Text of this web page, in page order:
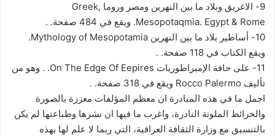
9- الاغريق وبلاد ما بين النهرين ومصر وروما Greek,
Mesopotaqmia. Egypt & Rome. ويقع في 484 صفحة. .
10- أساطير بلاد ما بين النهرين Mythology of Mesopotamia.
ويقع الكتاب في 118 صفحة. .
11- على حافة الإمبراطوريات On The Edge Of Eepires. . وهو من
تأليف Rocco Palermo ويقع في 318 صفحة. .
اجمل ما في هذه المبادرة ان معظم المؤلفات معززة بالصورة
والخرائط الملونة النادرة، واغرب ما فيها ان نشرها وطباعتها لم يكن
بالتنسيق مع وزارة الثقافة العراقية، التي ربما لا علم لها بهذه